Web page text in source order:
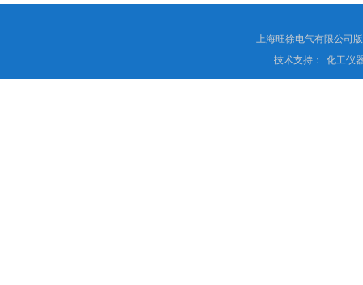
上海旺徐电气有限公司
技术支持：
化工仪